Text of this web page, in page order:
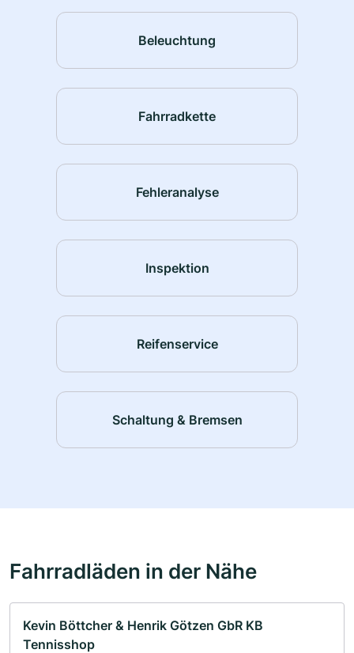
Beleuchtung
Fahrradkette
Fehleranalyse
Inspektion
Reifenservice
Schaltung & Bremsen
Fahrradläden in der Nähe
Kevin Böttcher & Henrik Götzen GbR KB
Tennisshop